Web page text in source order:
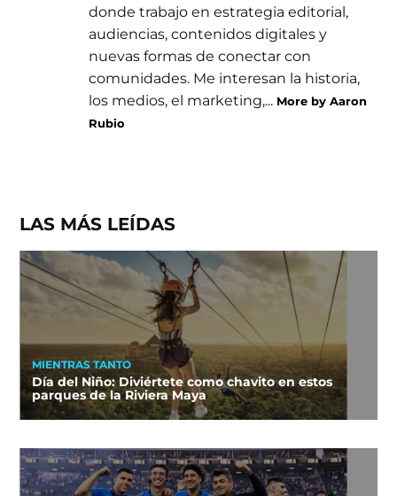
donde trabajo en estrategia editorial,
audiencias, contenidos digitales y
nuevas formas de conectar con
comunidades. Me interesan la historia,
los medios, el marketing,... More by Aaron
Rubio
LAS MÁS LEÍDAS
MIENTRAS TANTO
Día del Niño: Diviértete como chavito en estos
parques de la Riviera Maya